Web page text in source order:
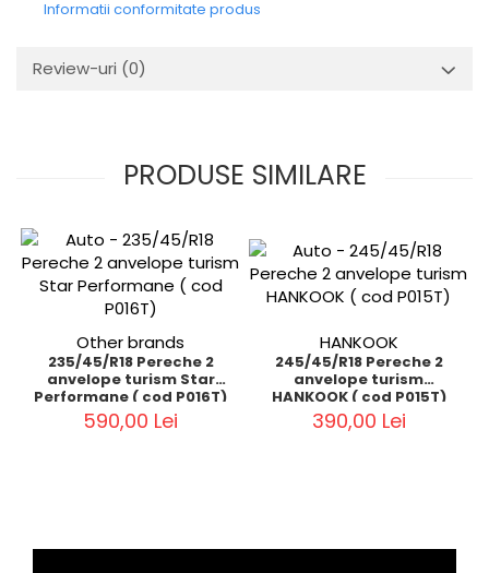
Informatii conformitate produs
Review-uri (0)
PRODUSE SIMILARE
Other brands
235/45/R18 Pereche 2
anvelope turism Star
Performane ( cod P016T)
590,00 Lei
HANKOOK
245/45/R18 Pereche 2
anvelope turism
HANKOOK ( cod P015T)
390,00 Lei